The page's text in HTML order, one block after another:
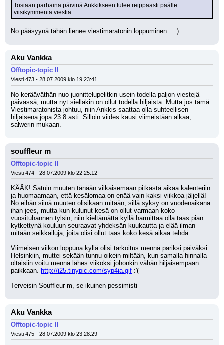
Tosiaan parhaina päivinä Ankkikseen tulee reippaasti päälle
viisikymmentä viestiä.
No pääsyynä tähän lienee viestimaratonin loppuminen... :)
Aku Vankka
Offtopic-topic II
Viesti 473 - 28.07.2009 klo 19:23:41
No kerääväthän nuo juonittelupelitkin usein todella paljon viestejä
päivässä, mutta nyt sielläkin on ollut todella hiljaista. Mutta jos tämä
Viestimaratonista johtuu, niin Ankkis saattaa olla suhteellisen
hiljaisena jopa 23.8 asti. Silloin viides kausi viimeistään alkaa,
salwerin mukaan.
souffleur m
Offtopic-topic II
Viesti 474 - 28.07.2009 klo 22:25:12
KÄÄK! Satuin muuten tänään vilkaisemaan pitkästä aikaa kalenteriin
ja huomaamaan, että kesälomaa on enää vain kaksi viikkoa jäljellä!
No eihän siinä muuten olisikaan mitään, sillä syksy on vuodenaikana
ihan jees, mutta kun kulunut kesä on ollut varmaan koko
vuosituhannen tylsin, niin kieltämättä kyllä harmittaa olla taas pian
kytkettynä kouluun seuraavat yhdeksän kuukautta ja elää ilman
mitään seikkailuja, joita olisi ollut taas koko kesä aikaa tehdä.
Viimeisen viikon loppuna kyllä olisi tarkoitus mennä pariksi päiväksi
Helsinkiin, muttei sekään tunnu oikein miltään, kun samalla hinnalla
oltaisiin voitu mennä lähes viikoksi johonkin vähän hiljaisempaan
paikkaan. http://i25.tinypic.com/syp4ia.gif :'(
Terveisin Souffleur m, se ikuinen pessimisti
Aku Vankka
Offtopic-topic II
Viesti 475 - 28.07.2009 klo 23:28:29